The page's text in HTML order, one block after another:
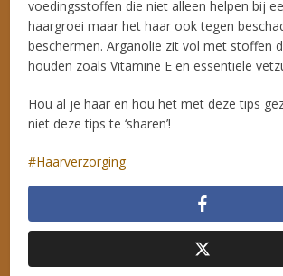
voedingsstoffen die niet alleen helpen bij
haargroei maar het haar ook tegen
beschermen. Arganolie zit vol met stoffen
houden zoals Vitamine E en essentiële
Hou al je haar en hou het met deze tips
niet deze tips te ‘sharen’!
Haarverzorging